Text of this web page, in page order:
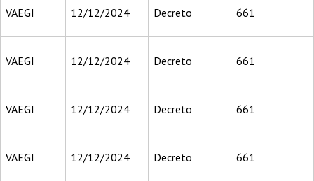
VAEGI 12/12/2024 Decreto 661
VAEGI 12/12/2024 Decreto 661
VAEGI 12/12/2024 Decreto 661
VAEGI 12/12/2024 Decreto 661